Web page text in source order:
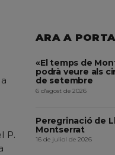
P.
ARA A
«El temps de
podrà veure als
de setembre
6 d'agost de 2026
Peregrinació de
Montserrat
16 de juliol de 2026